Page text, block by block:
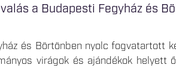
a Budapesti Fegyház és
és Börtönben nyolc fogvatartott
virágok és ajándékok helyett